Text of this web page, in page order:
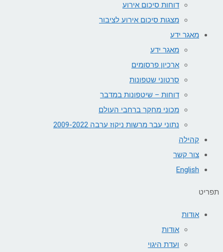
דוחות סיכום אירוע
מצגות סיכום אירוע לציבור
מאגר ידע
מאגר ידע
ארכיון פרסומים
סרטוני שטפונות
דוחות – שיטפונות במדבר
מכוני מחקר ברחבי העולם
נתוני עבר מרשות ניקוז ערבה 2009-2022
קהילה
צור קשר
English
תפריט
אודות
אודות
ועדת היגוי